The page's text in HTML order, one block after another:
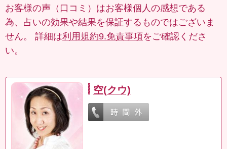
お客様の声（口コミ）はお客様個人の感想である
為、占いの効果や結果を保証するものではございま
せん。 詳細は利用規約9.免責事項をご確認くださ
い。
空(クウ)